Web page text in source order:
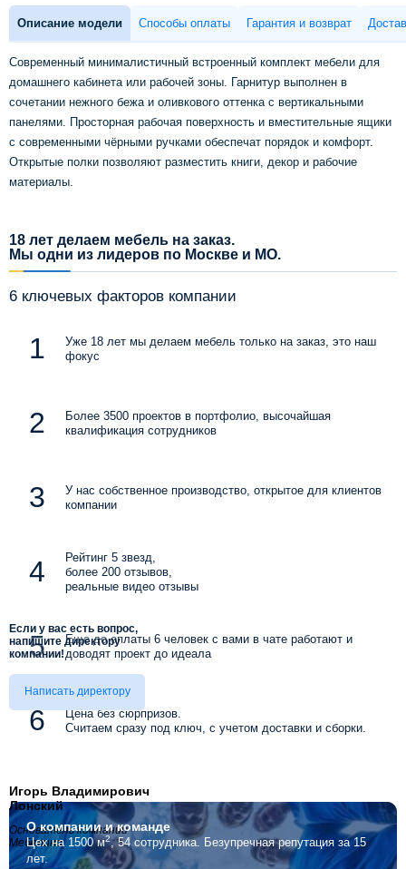
Описание модели Способы оплаты Гарантия и возврат
Современный минималистичный встроенный комплект мебели для
домашнего кабинета или рабочей зоны. Гарнитур выполнен в
сочетании нежного бежа и оливкового оттенка с вертикальными
панелями. Просторная рабочая поверхность и вместительные ящики
с современными чёрными ручками обеспечат порядок и комфорт.
Открытые полки позволяют разместить книги, декор и рабочие
материалы.
18 лет делаем мебель на заказ.
Мы одни из лидеров по Москве и МО.
6 ключевых факторов компании
Уже 18 лет мы делаем мебель только на заказ, это наш
фокус
Более 3500 проектов в портфолио, высочайшая
квалификация сотрудников
У нас собственное производство, открытое для клиентов
компании
Рейтинг 5 звезд,
более 200 отзывов,
реальные видео отзывы
Еще до оплаты 6 человек с вами в чате работают и
доводят проект до идеала
Цена без сюрпризов.
Считаем сразу под ключ, с учетом доставки и сборки.
Если у вас есть вопрос,
напишите директору
компании!
Написать директору
Игорь Владимирович
Лонский
Основатель компании
Мебелино
О компаниии команде
Цех на 1500 м2, 54 сотрудника. Безупречная репутация за 15
лет.